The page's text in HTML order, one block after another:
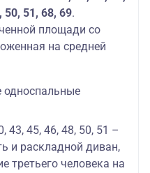
50, 51, 68, 69.
площади со
на средней
односпальные
43, 45, 46, 48, 50, 51 –
и раскладной диван,
третьего человека на